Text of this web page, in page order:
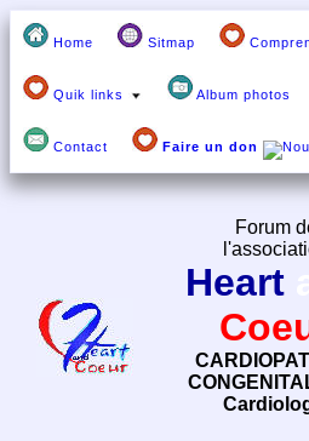
Home Sitmap
Quik links Album photos
Contact Faire un don
Forum
Heart